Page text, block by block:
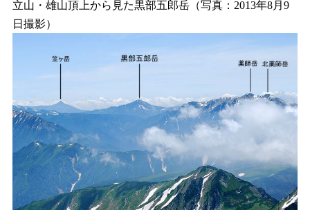
立山・雄山頂上から見た黒部五郎岳（写真：2013年8月9
日撮影）